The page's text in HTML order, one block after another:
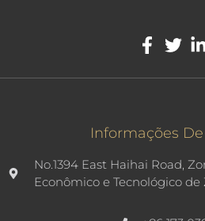
Informações
No.1394 East Haihai Road,
Econômico e Tecnológico